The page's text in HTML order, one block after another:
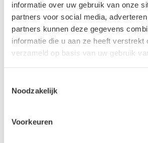
informatie over uw gebruik van onze
partners voor social media,
partners kunnen deze gegevens
informatie die u aan ze heeft verstrekt
verzameld op basis van uw gebruik
Noodzakelijk
Voorkeuren